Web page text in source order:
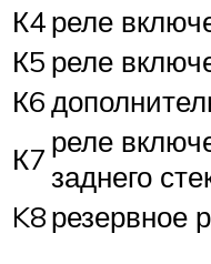
К4реле
К5 реле
К6
К7 реле
заднего
K8резервное